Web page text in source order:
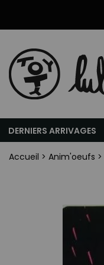
DERNIERS ARRIVAGES
Accueil > Anim'oeufs >